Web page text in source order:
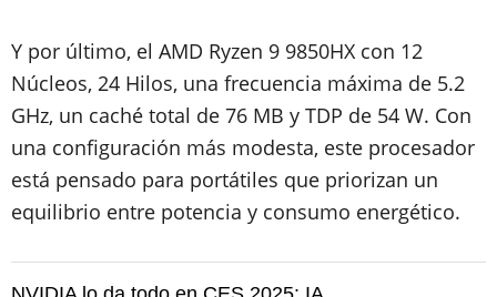
Y por último, el AMD Ryzen 9 9850HX con 12
Núcleos, 24 Hilos, una frecuencia máxima de 5.2
GHz, un caché total de 76 MB y TDP de 54 W. Con
una configuración más modesta, este procesador
está pensado para portátiles que priorizan un
equilibrio entre potencia y consumo energético.